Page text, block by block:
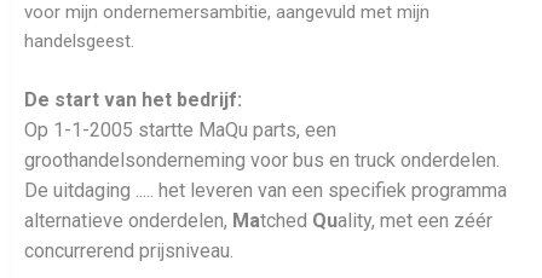
voor mijn ondernemersambitie, aangevuld met mijn
handelsgeest.
De start van het bedrijf:
Op 1-1-2005 startte MaQu parts, een
groothandelsonderneming voor bus en truck onderdelen.
De uitdaging ..... het leveren van een specifiek programma
alternatieve onderdelen, Matched Quality, met een zéér
concurrerend prijsniveau.